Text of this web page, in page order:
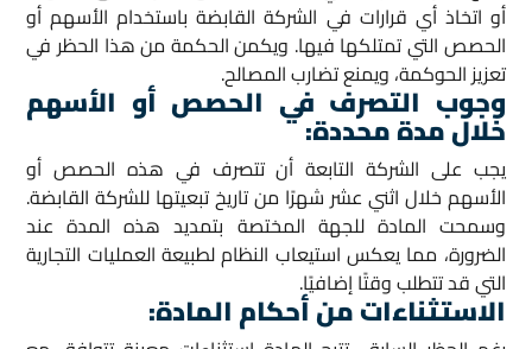
أو اتخاذ أي قرارات في الشركة القابضة باستخدام الأسهم أو
الحصص التي تمتلكها فيها. ويكمن الحكمة من هذا الحظر في
تعزيز الحوكمة، ويمنع تضارب المصالح.
وجوب التصرف في الحصص أو الأسهم
خلال مدة محددة:
يجب على الشركة التابعة أن تتصرف في هذه الحصص أو
الأسهم خلال اثني عشر شهرًا من تاريخ تبعيتها للشركة القابضة.
وسمحت المادة للجهة المختصة بتمديد هذه المدة عند
الضرورة، مما يعكس استيعاب النظام لطبيعة العمليات التجارية
التي قد تتطلب وقتًا إضافيًا.
الاستثناءات من أحكام المادة: